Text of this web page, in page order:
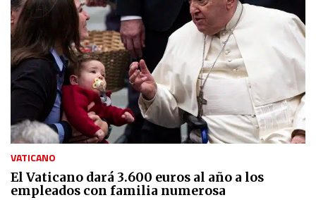
VATICANO
El Vaticano dará 3.600 euros al año a los
empleados con familia numerosa